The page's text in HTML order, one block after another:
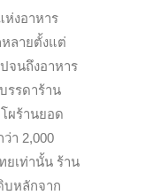
ห่งอาหาร
ลายตั้งแต่
จนถึงอาหาร
รรดาร้าน
ผร้านยอด
า 2,000
ยเท่านั้น ร้าน
หลักจาก